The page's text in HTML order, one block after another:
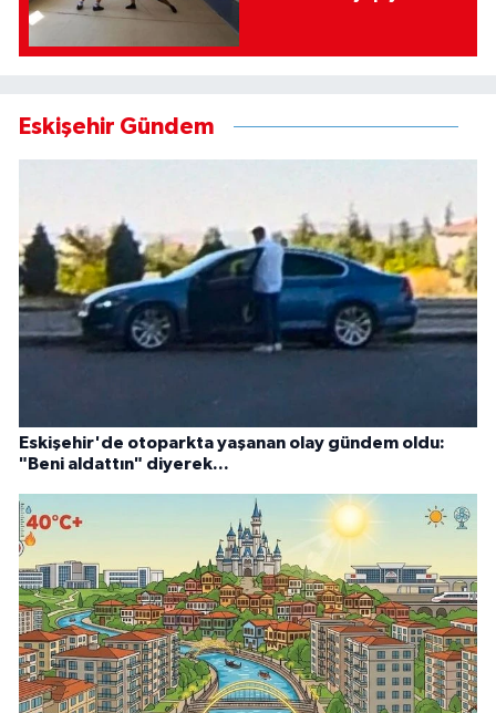
Eskişehir Gündem
Eskişehir'de otoparkta yaşanan olay gündem oldu:
"Beni aldattın" diyerek...